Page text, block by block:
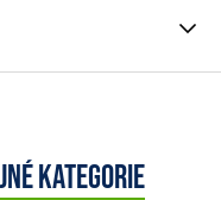
kategorie